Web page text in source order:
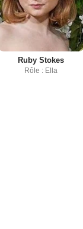
Ruby Stokes
Rôle : Ella